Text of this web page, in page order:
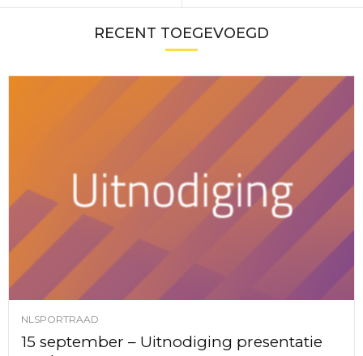
RECENT TOEGEVOEGD
NLSPORTRAAD
15 september – Uitnodiging presentatie